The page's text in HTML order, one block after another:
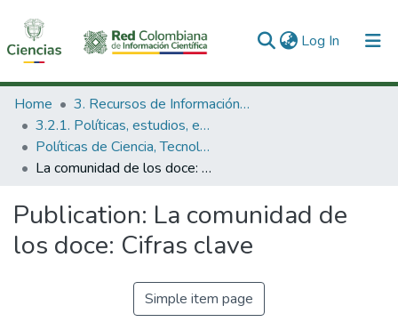
Log In (current)
Communities & Collections
All of DSpace
Statistics
Home
3. Recursos de Información Científica y Tecnológica
3.2.1. Políticas, estudios, evaluaciones e indicadores de CTeI
Políticas de Ciencia, Tecnología e Innovación
La comunidad de los doce: Cifras clave
Publication: La comunidad de
los doce: Cifras clave
Simple item page